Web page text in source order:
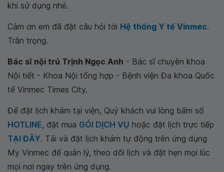
khi sử dụng nhé.
Cảm ơn em đã đặt câu hỏi tới Hệ thống Y tế Vinmec.
Trân trọng.
Bác sĩ nội trú Trịnh Ngọc Anh - Bác sĩ chuyên khoa
Nội tiết - Khoa Nội tổng hợp - Bệnh viện Đa khoa Quốc
tế Vinmec Times City.
Để đặt lịch khám tại viện, Quý khách vui lòng bấm số
HOTLINE, đặt mua GÓI DỊCH VỤ hoặc đặt lịch trực tiếp
TẠI ĐÂY. Tải và đặt lịch khám tự động trên ứng dụng
My Vinmec để quản lý, theo dõi lịch và đặt hẹn mọi lúc
mọi nơi ngay trên ứng dụng.